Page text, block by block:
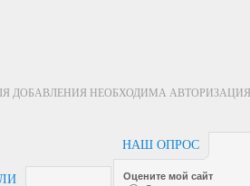
ДОБАВЛЕНИЯ НЕОБХОДИМА АВТОРИЗАЦИЯ
НАШ ОПРОС
Оцените мой сайт